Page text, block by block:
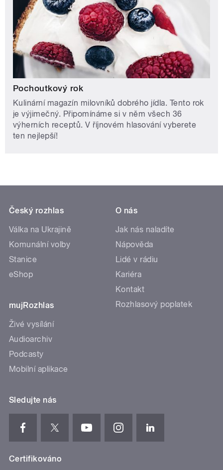
Pochoutkový rok
Kulinární magazín milovníků dobrého jídla. Tento rok
je výjimečný. Připomínáme si v něm všech 36
výherních receptů. V říjnovém hlasování vyberete
ten nejlepší!
Český rozhlas
Válka na Ukrajině
Komunální volby
Stanice
eShop
mujRozhlas
Živé vysílání
Audioarchiv
Podcasty
Mobilní aplikace
O nás
Jak nás naladíte
Nápověda
Lidé v rádiu
Kariéra
Kontakt
Rozhlasový poplatek
Sledujte nás
Certifikováno